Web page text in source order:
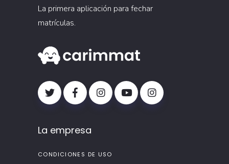
La primera aplicación para fechar
matrículas.
La empresa
CONDICIONES DE USO